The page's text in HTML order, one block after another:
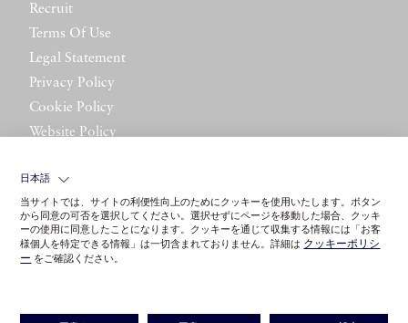
Recruit
Terms Of Use
Legal Statement
Privacy Policy
Cookie Policy
Website Policy
日本語
当サイトでは、サイトの利便性向上のためにクッキーを使用いたします。ボタン
から同意の可否を選択してください。選択せずにページを移動した場合、クッキ
ーの使用に同意したことになります。クッキーを通じて収集する情報には「お客
様個人を特定できる情報」は一切含まれておりません。詳細は クッキーポリシ
ー をご確認ください。